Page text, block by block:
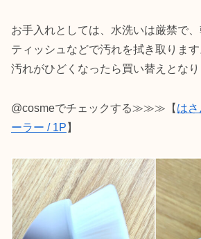
お手入れとしては、水洗いは厳禁で
ティッシュなどで汚れを拭き取りま
汚れがひどくなったら買い替えとなり
@cosmeでチェックする≫≫≫【 は
ーラー / 1P 】